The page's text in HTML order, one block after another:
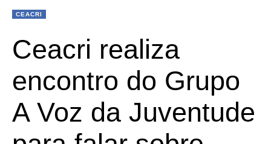
CEACRI
Ceacri realiza
encontro do Grupo
A Voz da Juventude